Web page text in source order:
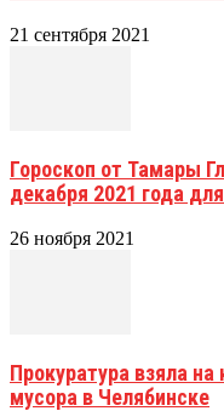
21 сентября 2021
Гороскоп от Тамары
декабря 2021 года
26 ноября 2021
Прокуратура взяла
мусора в Челябинске